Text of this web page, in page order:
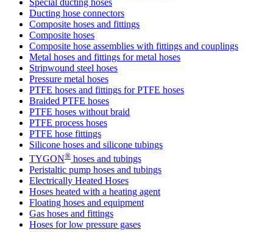
Special ducting hoses
Ducting hose connectors
Composite hoses and fittings
Composite hoses
Composite hose assemblies with fittings and couplings
Metal hoses and fittings for metal hoses
Stripwound steel hoses
Pressure metal hoses
PTFE hoses and fittings for PTFE hoses
Braided PTFE hoses
PTFE hoses without braid
PTFE process hoses
PTFE hose fittings
Silicone hoses and silicone tubings
TYGON® hoses and tubings
Peristaltic pump hoses and tubings
Electrically Heated Hoses
Hoses heated with a heating agent
Floating hoses and equipment
Gas hoses and fittings
Hoses for low pressure gases